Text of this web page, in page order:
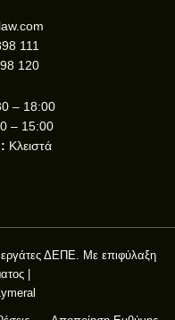
111
120
– 18:00
– 15:00
Κλειστά
ΔΕΠΕ. Με επιφύλαξη
|